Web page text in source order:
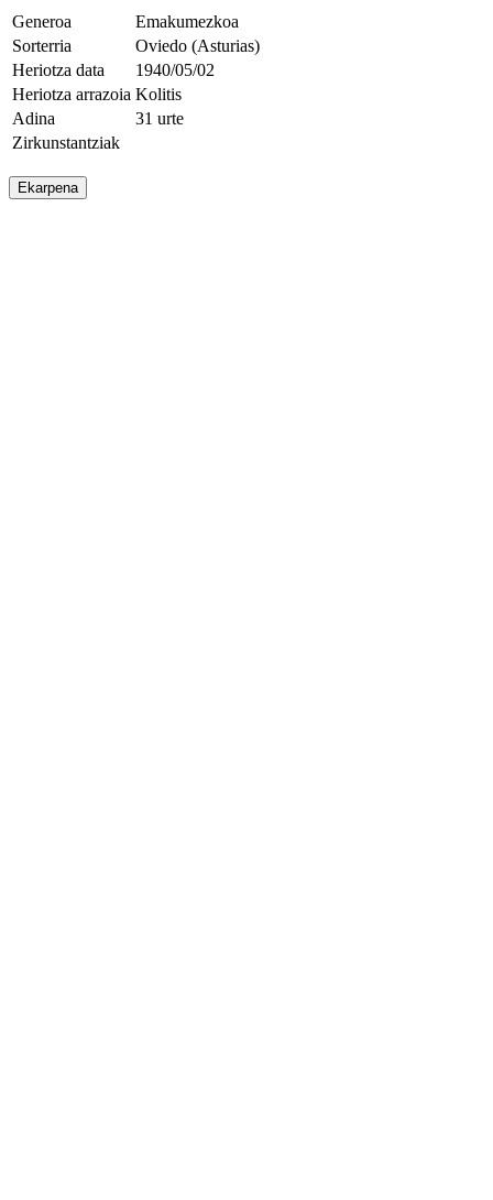
Generoa
Emakumezkoa
Sorterria
Oviedo (Asturias)
Heriotza data
1940/05/02
Heriotza arrazoia Kolitis
Adina
31 urte
Zirkunstantziak